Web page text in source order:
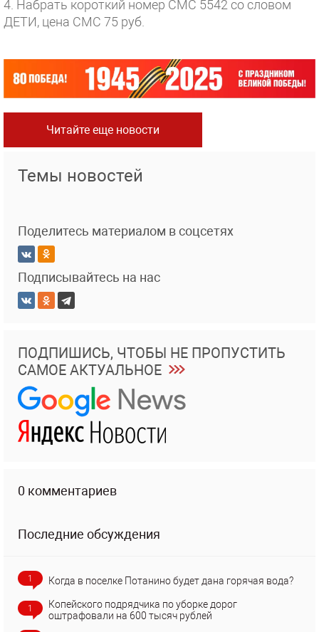
4. Набрать короткий номер СМС 5542 со словом
ДЕТИ, цена СМС 75 руб.
Читайте еще новости
Темы новостей
Поделитесь материалом в соцсетях
Подписывайтесь на нас
ПОДПИШИСЬ, ЧТОБЫ НЕ ПРОПУСТИТЬ
САМОЕ АКТУАЛЬНОЕ
0 комментариев
Последние обсуждения
1 Когда в поселке Потанино будет дана горячая вода?
1
Копейского подрядчика по уборке дорог
оштрафовали на 600 тысяч рублей